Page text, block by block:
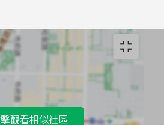
觀看相似社區